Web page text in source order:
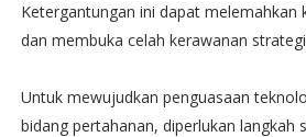
Ketergantungan ini dapat melemahkan
dan membuka celah kerawanan
Untuk mewujudkan penguasaan
bidang pertahanan, diperlukan langkah